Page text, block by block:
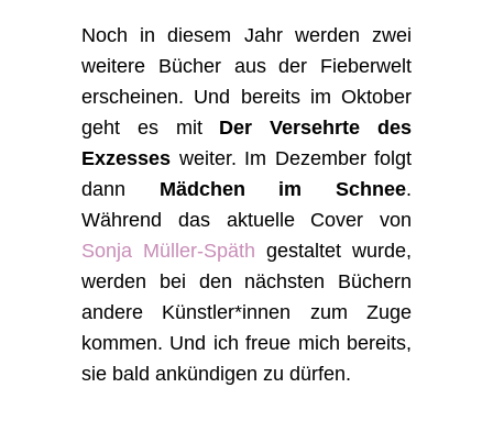
Noch in diesem Jahr werden zwei
weitere Bücher aus der Fieberwelt
erscheinen. Und bereits im Oktober
geht es mit Der Versehrte des
Exzesses weiter. Im Dezember folgt
dann Mädchen im Schnee.
Während das aktuelle Cover von
Sonja Müller-Späth gestaltet wurde,
werden bei den nächsten Büchern
andere Künstler*innen zum Zuge
kommen. Und ich freue mich bereits,
sie bald ankündigen zu dürfen.